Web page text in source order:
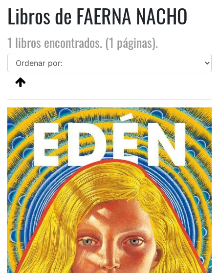
Libros de FAERNA NACHO
1 libros encontrados. (1 páginas).